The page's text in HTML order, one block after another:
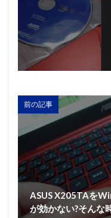
前の記事
ASUS X205TAを
が効かない?そんな